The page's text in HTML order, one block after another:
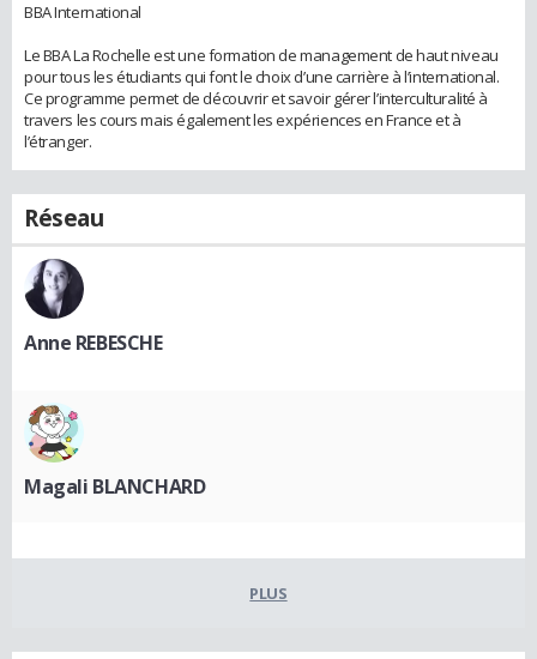
BBA International
Le BBA La Rochelle est une formation de management de haut niveau
pour tous les étudiants qui font le choix d’une carrière à l’international.
Ce programme permet de découvrir et savoir gérer l’interculturalité à
travers les cours mais également les expériences en France et à
l’étranger.
Réseau
Anne REBESCHE
Magali BLANCHARD
PLUS